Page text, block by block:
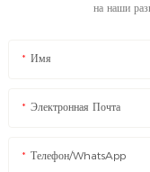
на наши
Имя
Электронная Почта
Телефон/WhatsApp